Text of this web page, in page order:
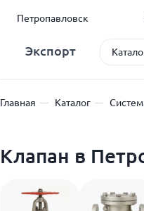
Петропавловск
Экспорт
Главная Каталог
Клапан в